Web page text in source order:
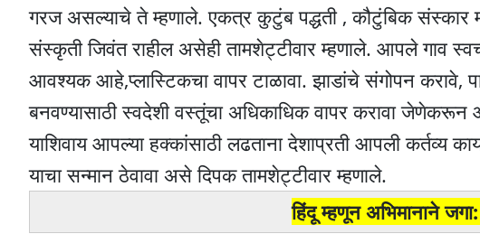
गरज असल्याचे ते म्हणाले. एकत्र कुटुंब पद्धती , कौटुंबिक संस्कार
संस्कृती जिवंत राहील असेही तामशेट्टीवार म्हणाले. आपले गाव
आवश्यक आहे,प्लास्टिकचा वापर टाळावा. झाडांचे संगोपन करावे,
बनवण्यासाठी स्वदेशी वस्तूंचा अधिकाधिक वापर करावा जेणेकरून
याशिवाय आपल्या हक्कांसाठी लढताना देशाप्रती आपली कर्तव्य
याचा सन्मान ठेवावा असे दिपक तामशेट्टीवार म्हणाले.
हिंदू म्हणून अभिमानाने